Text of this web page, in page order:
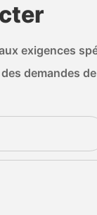
exigences
demandes